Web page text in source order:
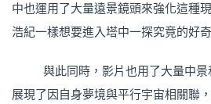
中也運用了大量遠景鏡頭來強化這種
浩紀一樣想要進入塔中一探究竟的好
與此同時，影片也用了大量中
展現了因自身夢境與平行宇宙相關聯